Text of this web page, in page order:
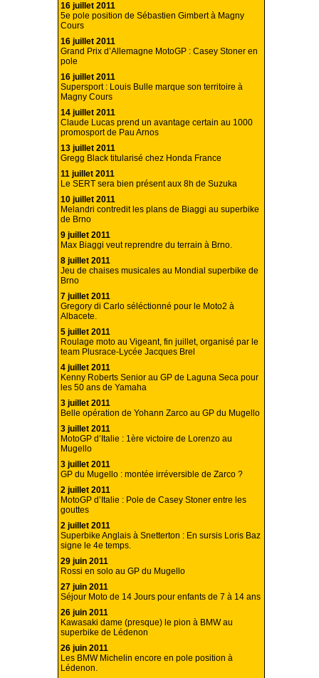
16 juillet 2011
5e pole position de Sébastien Gimbert à Magny
Cours
16 juillet 2011
Grand Prix d’Allemagne MotoGP : Casey Stoner en
pole
16 juillet 2011
Supersport : Louis Bulle marque son territoire à
Magny Cours
14 juillet 2011
Claude Lucas prend un avantage certain au 1000
promosport de Pau Arnos
13 juillet 2011
Gregg Black titularisé chez Honda France
11 juillet 2011
Le SERT sera bien présent aux 8h de Suzuka
10 juillet 2011
Melandri contredit les plans de Biaggi au superbike
de Brno
9 juillet 2011
Max Biaggi veut reprendre du terrain à Brno.
8 juillet 2011
Jeu de chaises musicales au Mondial superbike de
Brno
7 juillet 2011
Gregory di Carlo séléctionné pour le Moto2 à
Albacete.
5 juillet 2011
Roulage moto au Vigeant, fin juillet, organisé par le
team Plusrace-Lycée Jacques Brel
4 juillet 2011
Kenny Roberts Senior au GP de Laguna Seca pour
les 50 ans de Yamaha
3 juillet 2011
Belle opération de Yohann Zarco au GP du Mugello
3 juillet 2011
MotoGP d’Italie : 1ère victoire de Lorenzo au
Mugello
3 juillet 2011
GP du Mugello : montée irréversible de Zarco ?
2 juillet 2011
MotoGP d’Italie : Pole de Casey Stoner entre les
gouttes
2 juillet 2011
Superbike Anglais à Snetterton : En sursis Loris Baz
signe le 4e temps.
29 juin 2011
Rossi en solo au GP du Mugello
27 juin 2011
Séjour Moto de 14 Jours pour enfants de 7 à 14 ans
26 juin 2011
Kawasaki dame (presque) le pion à BMW au
superbike de Lédenon
26 juin 2011
Les BMW Michelin encore en pole position à
Lédenon.